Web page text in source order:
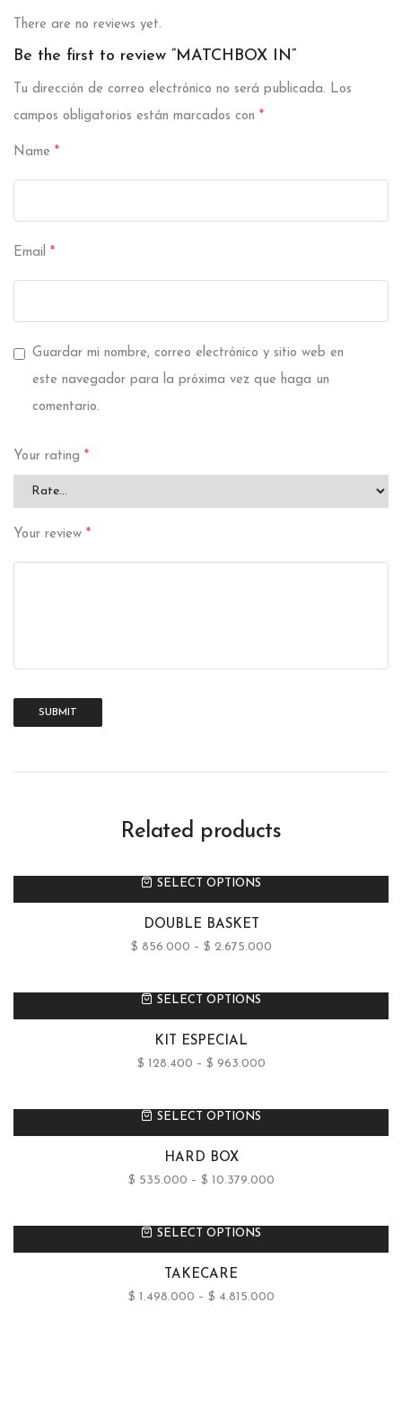
There are no reviews yet.
Be the first to review “MATCHBOX IN”
Tu dirección de correo electrónico no será publicada. Los
campos obligatorios están marcados con *
Name *
Email *
Guardar mi nombre, correo electrónico y sitio web en
este navegador para la próxima vez que haga un
comentario.
Your rating *
Your review *
Related products
SELECT OPTIONS
DOUBLE BASKET
$ 856.000 – $ 2.675.000
SELECT OPTIONS
KIT ESPECIAL
$ 128.400 – $ 963.000
SELECT OPTIONS
HARD BOX
$ 535.000 – $ 10.379.000
SELECT OPTIONS
TAKECARE
$ 1.498.000 – $ 4.815.000